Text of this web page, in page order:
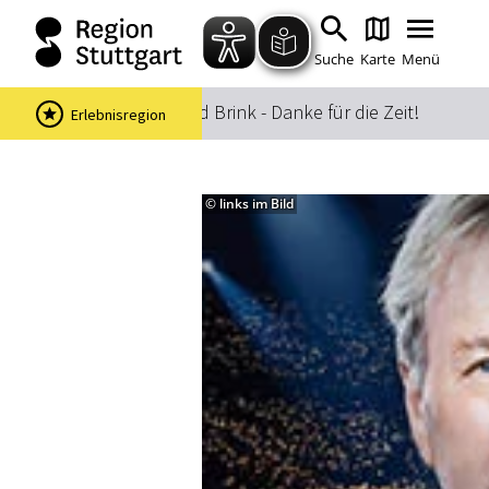
Suche Karte Menü
Startseite Bernhard Brink - Danke für die Zeit!
Erlebnisregion
© links im Bild